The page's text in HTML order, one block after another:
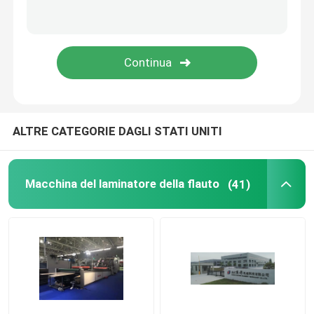
Macchina per laminazione litografica
Macchina plastificatrice per film a catena
Laminatore del cartone
ALTRE CATEGORIE DAGLI STATI UNITI
Macchina del laminatore della flauto (41)